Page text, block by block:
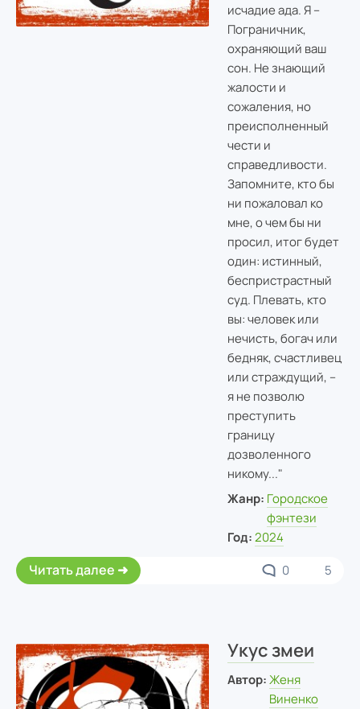
исчадие ада. Я –
Пограничник,
охраняющий ваш
сон. Не знающий
жалости и
сожаления, но
преисполненный
чести и
справедливости.
Запомните, кто бы
ни пожаловал ко
мне, о чем бы ни
просил, итог будет
один: истинный,
беспристрастный
суд. Плевать, кто
вы: человек или
нечисть, богач или
бедняк, счастливец
или страждущий, –
я не позволю
преступить
границу
дозволенного
никому..."
Жанр: Городское
фэнтези
Год: 2024
Читать далее 0 5
Укус змеи
Автор: Женя
Виненко